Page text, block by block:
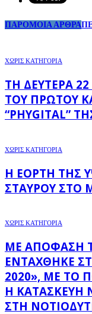
ΠΑΡΟΜΟΙΑ ΑΡΘΡΑ
ΧΩΡΊΣ ΚΑΤΗΓΟΡΊΑ
ΤΗ ΔΕΥΤΈΡΑ
ΤΟΥ ΠΡΏΤΟΥ
“PHYGITAL”
ΧΩΡΊΣ ΚΑΤΗΓΟΡΊΑ
Η ΕΟΡΤΉ ΤΗΣ
ΣΤΑΥΡΟΎ ΣΤΟ
ΧΩΡΊΣ ΚΑΤΗΓΟΡΊΑ
ΜΕ ΑΠΌΦΑΣΗ
ΕΝΤΆΧΘΗΚΕ
2020», ΜΕ ΤΟ
Η ΚΑΤΑΣΚΕΥΉ
ΣΤΗ